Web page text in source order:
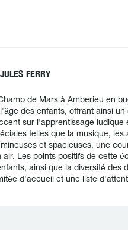
FERRY
de Mars à Amberieu en
des enfants, offrant ainsi
sur l'apprentissage ludique
telles que la musique,
et spacieuses, une
Les points positifs de cette
ainsi que la diversité des
d'accueil et une liste